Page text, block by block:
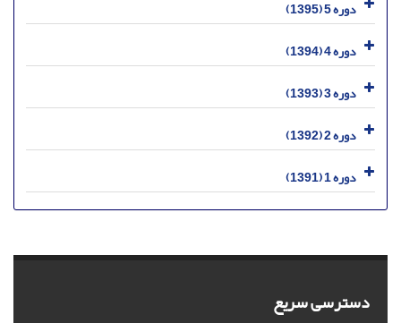
دوره 5 (1395)
دوره 4 (1394)
دوره 3 (1393)
دوره 2 (1392)
دوره 1 (1391)
دسترسی سریع